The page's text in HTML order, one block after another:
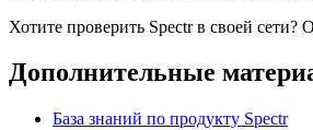
Хотите проверить Spectr в своей
Дополнительные
База знаний по продукту Spectr